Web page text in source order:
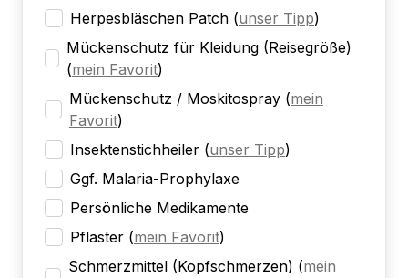
Herpesbläschen Patch (unser Tipp)
Mückenschutz für Kleidung (Reisegröße)
(mein Favorit)
Mückenschutz / Moskitospray (mein
Favorit)
Insektenstichheiler (unser Tipp)
Ggf. Malaria-Prophylaxe
Persönliche Medikamente
Pflaster (mein Favorit)
Schmerzmittel (Kopfschmerzen) (mein